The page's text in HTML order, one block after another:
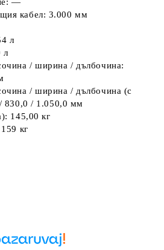
кабел: 3.000 мм
л
л
/ ширина / дълбочина:
/ ширина / дълбочина (с
830,0 / 1.050,0 мм
145,00 кг
кг